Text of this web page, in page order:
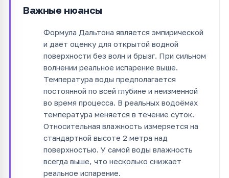
Важные нюансы
Формула Дальтона является эмпирической
и даёт оценку для открытой водной
поверхности без волн и брызг. При сильном
волнении реальное испарение выше.
Температура воды предполагается
постоянной по всей глубине и неизменной
во время процесса. В реальных водоёмах
температура меняется в течение суток.
Относительная влажность измеряется на
стандартной высоте 2 метра над
поверхностью. У самой воды влажность
всегда выше, что несколько снижает
реальное испарение.